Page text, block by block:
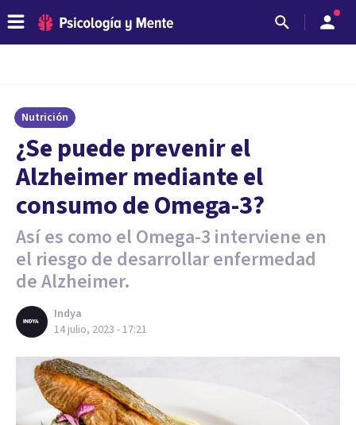
Nutrición
¿Se puede prevenir el
Alzheimer mediante el
consumo de Omega-3?
Así es como el Omega-3 interviene en
el riesgo de desarrollar enfermedad
de Alzheimer.
Indya
14 julio, 2023 - 17:21